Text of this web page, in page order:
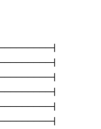
|
|
|
|
|
|